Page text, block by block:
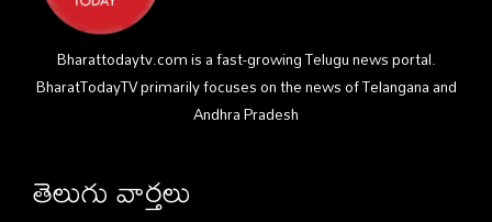
Bharattodaytv.com is a fast-growing Telugu news portal.
BharatTodayTV primarily focuses on the news of Telangana and
Andhra Pradesh
తెలుగు వార్తలు